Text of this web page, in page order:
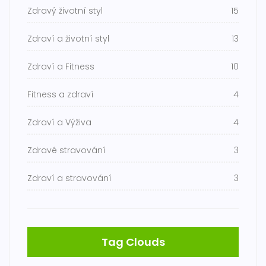
Zdravý životní styl 15
Zdraví a životní styl 13
Zdraví a Fitness 10
Fitness a zdraví 4
Zdraví a Výživa 4
Zdravé stravování 3
Zdraví a stravování 3
Tag Clouds